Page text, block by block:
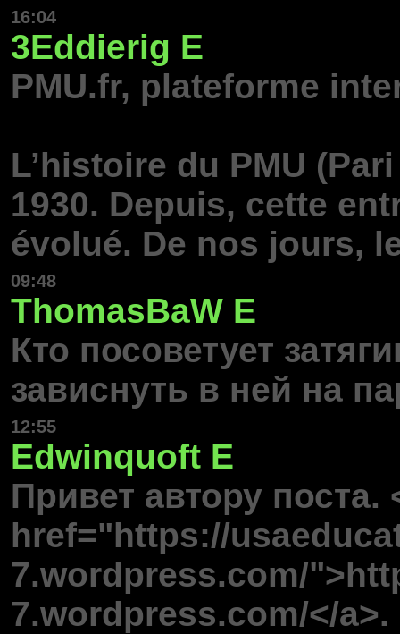
16:04
3Eddierig E
PMU.fr, plateforme
L’histoire du PMU
1930. Depuis, cette
évolué. De nos jours,
09:48
ThomasBaW E
Кто посоветует
зависнуть в ней на
12:55
Edwinquoft E
Привет автору поста.
href="https://
7.wordpress.com/
7.wordpress.com/</a>.